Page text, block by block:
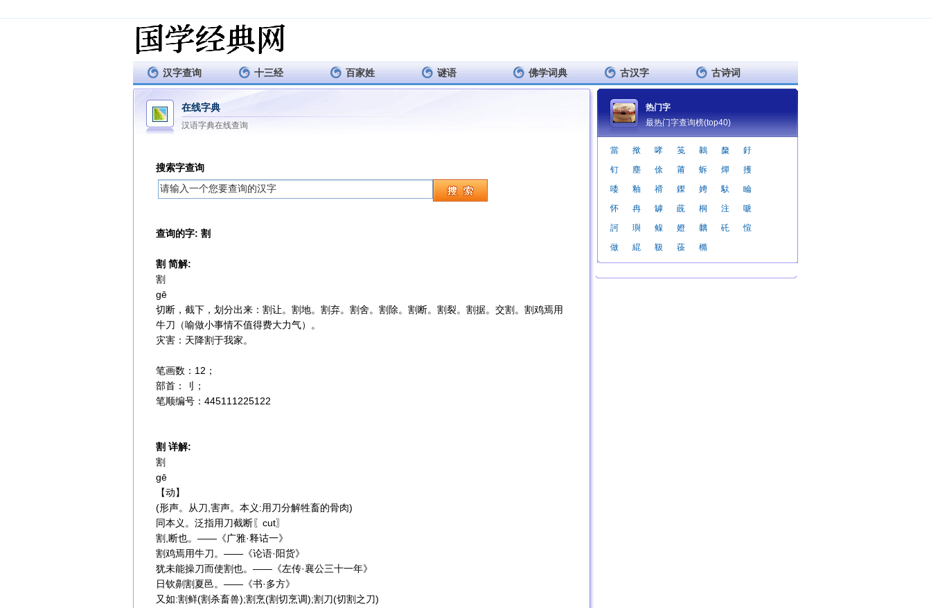
汉字查询 十三经 百家姓 谜语 佛学词典 古汉字 古诗词
在线字典
汉语字典在线查询
搜索字查询
查询的字: 割
割 简解:
割
gē
切断，截下，划分出来：割让。割地。割弃。割舍。割除。割断。割裂。割据。交割。割鸡焉用
牛刀（喻做小事情不值得费大力气）。
灾害：天降割于我家。
笔画数：12；
部首：刂；
笔顺编号：445111225122
割 详解:
割
gē
【动】
(形声。从刀,害声。本义:用刀分解牲畜的骨肉)
同本义。泛指用刀截断〖cut〗
割,断也。——《广雅·释诂一》
割鸡焉用牛刀。——《论语·阳货》
犹未能操刀而使割也。——《左传·襄公三十一年》
日钦劓割夏邑。——《书·多方》
又如:割鲜(割杀畜兽);割烹(割切烹调);割刀(切割之刀)
热门字
最热门字查询榜(top40)
當 揿 哮 笺 鶨 斄
釪
钉
塵 俆 莆 蚸 燀
擭
唩
釉 禙 鏫 娉 馱
睔
怀
冉 罅 蔇 桐 注
嗁
訶
璵 鳈 嬁 黐 矺
愃
做
緄 靸 蒣 橢